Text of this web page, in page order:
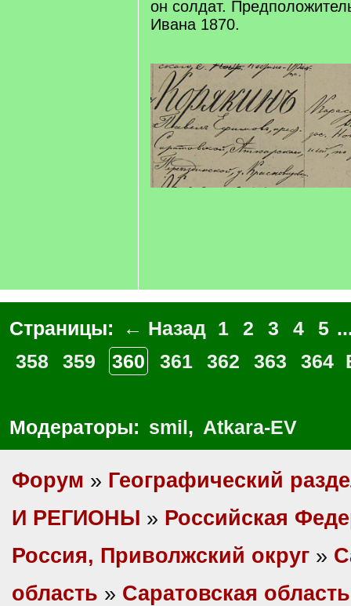
он солдат.
Ивана 1870.
Страницы: ← Назад 1 2 3 4 5
358
359 360 361 362 363 364
Модераторы: smil, Atkara-EV
Форум » Географический
И РЕГИОНЫ » Российская
Россия, Приволжский округ »
область » Саратовская